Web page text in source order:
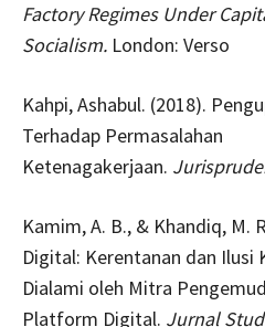
Factory Regimes Under
Socialism. London: Verso
Kahpi, Ashabul. (2018).
Terhadap Permasalahan
Ketenagakerjaan.
Kamim, A. B., & Khandiq, M.
Digital: Kerentanan dan Ilusi
Dialami oleh Mitra
Platform Digital. Jurnal